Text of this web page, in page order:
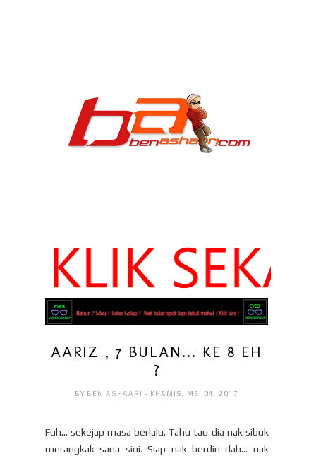
AARIZ , 7 BULAN... KE 8 EH
?
BY BEN ASHAARI- KHAMIS, MEI 04, 2017
Fuh... sekejap masa berlalu. Tahu tau dia nak sibuk
merangkak sana sini. Siap nak berdiri dah... nak